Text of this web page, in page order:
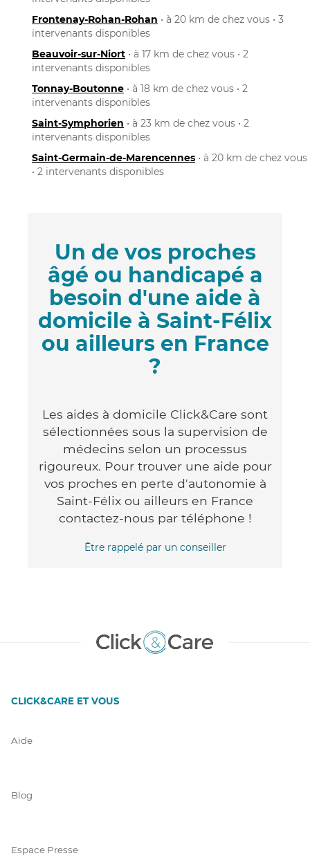
Frontenay-Rohan-Rohan • à 20 km de chez vous • 3
intervenants disponibles
Beauvoir-sur-Niort • à 17 km de chez vous • 2
intervenants disponibles
Tonnay-Boutonne • à 18 km de chez vous • 2
intervenants disponibles
Saint-Symphorien • à 23 km de chez vous • 2
intervenants disponibles
Saint-Germain-de-Marencennes • à 20 km de chez vous
• 2 intervenants disponibles
Un de vos proches
âgé ou handicapé a
besoin d'une aide à
domicile à Saint-Félix
ou ailleurs en France
?
Les aides à domicile Click&Care sont
sélectionnées sous la supervision de
médecins selon un processus
rigoureux. Pour trouver une aide pour
vos proches en perte d'autonomie à
Saint-Félix ou ailleurs en France
contactez-nous par téléphone !
Être rappelé par un conseiller
CLICK&CARE ET VOUS
Aide
Blog
Espace Presse